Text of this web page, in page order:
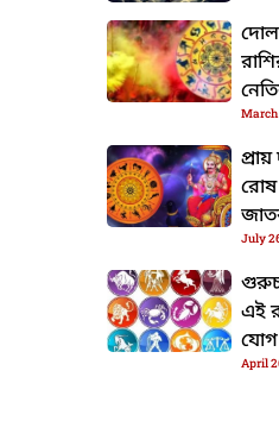
HTML / JS Code
দোল
March
রোষ
July
এই
যোগ
April